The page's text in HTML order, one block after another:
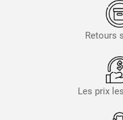
Retours
Les prix